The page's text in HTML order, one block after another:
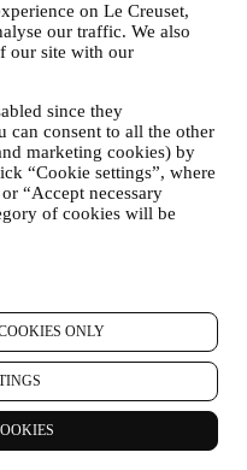
on Le Creuset,
our traffic. We also
our site with our
since they
can consent to all the other
marketing cookies) by
“Cookie settings”, where
“Accept necessary
of cookies will be
ONLY